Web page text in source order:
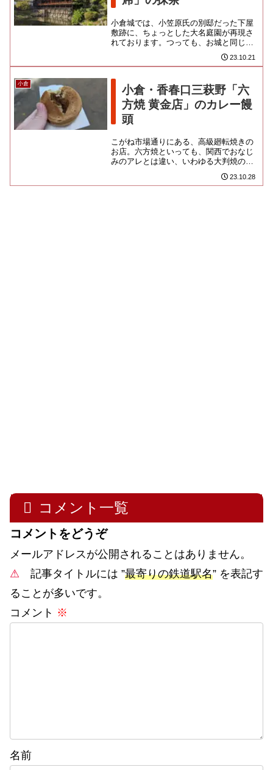
小倉城では、小笠原氏の別邸だった下屋
敷跡に、ちょっとした大名庭園が再現さ
れております。つっても、お城と同じで
かつての姿が忠実に再現しているわけで
はなさそうなのよね。平成10...
23.10.21
小倉
小倉・香春口三萩野「六
方焼 黄金店」のカレー饅
頭
こがね市場通りにある、高級廻転焼きの
お店。六方焼といっても、関西でおなじ
みのアレとは違い、いわゆる大判焼のお
店なのです。六方焼きがご当地での通称
というよりは、北九州に数店を... 23.10.28
コメント一覧
コメントをどうぞ
メールアドレスが公開されることはありません。
⚠ 記事タイトルには ”最寄りの鉄道駅名” を表記す
ることが多いです。
コメント ※
名前